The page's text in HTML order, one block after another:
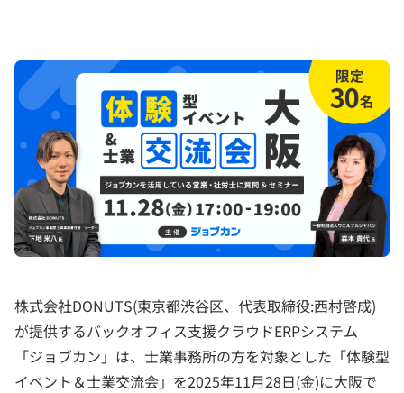
株式会社DONUTS(東京都渋谷区、代表取締役:西村啓成)
が提供するバックオフィス支援クラウドERPシステム
「ジョブカン」は、士業事務所の方を対象とした「体験型
イベント＆士業交流会」を2025年11月28日(金)に大阪で